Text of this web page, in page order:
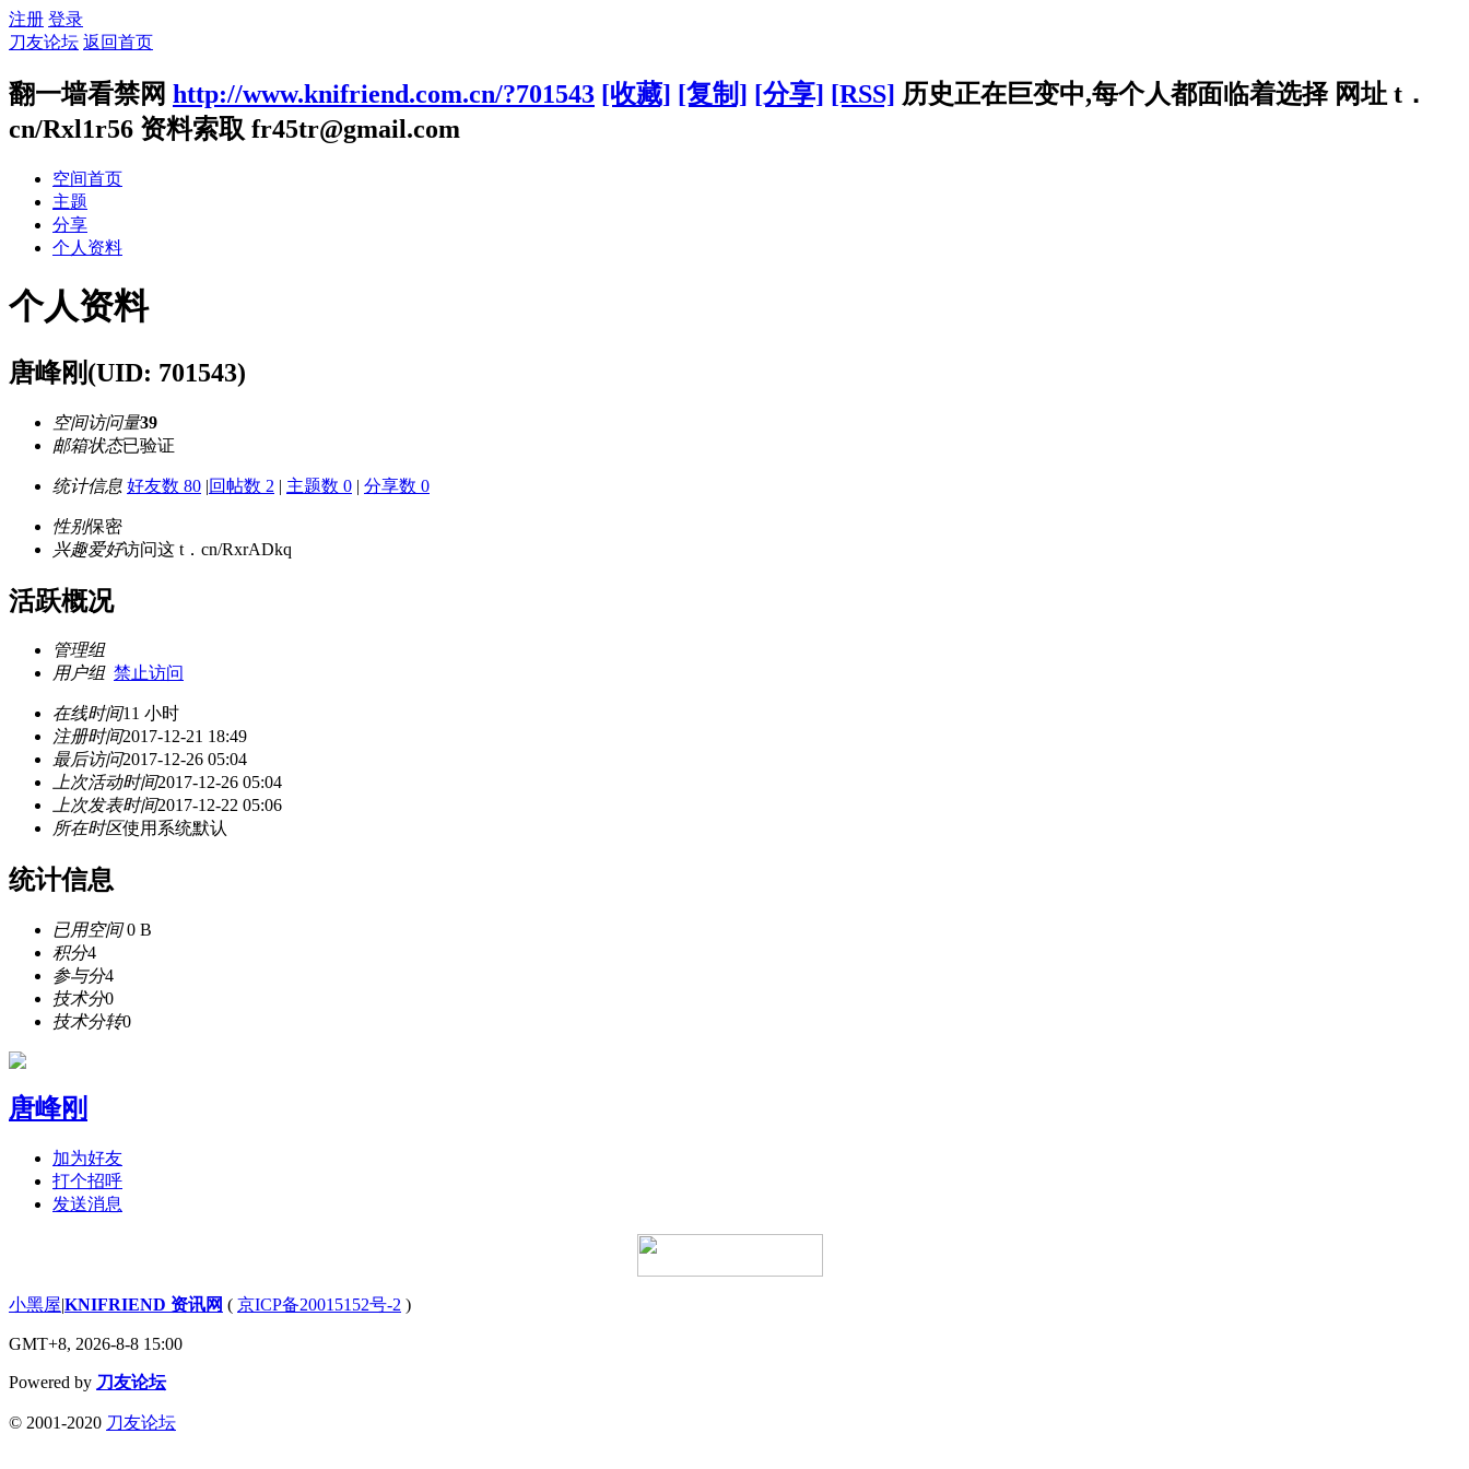
注册 登录
刀友论坛 返回首页
翻一墙看禁网 http://www.knifriend.com.cn/?701543 [收藏] [复制] [分享] [RSS] 历史正在巨变中,每个人都面临着选择 网址 t．
cn/Rxl1r56 资料索取 fr45tr@gmail.com
空间首页
主题
分享
个人资料
个人资料
唐峰刚 (UID: 701543)
空间访问量39
邮箱状态已验证
统计信息 好友数 80 |回帖数 2 | 主题数 0 | 分享数 0
性别保密
兴趣爱好访问这 t．cn/RxrADkq
活跃概况
管理组
用户组 禁止访问
在线时间11 小时
注册时间2017-12-21 18:49
最后访问2017-12-26 05:04
上次活动时间2017-12-26 05:04
上次发表时间2017-12-22 05:06
所在时区使用系统默认
统计信息
已用空间0 B
积分4
参与分4
技术分0
技术分转0
唐峰刚
加为好友
打个招呼
发送消息
小黑屋|KNIFRIEND 资讯网 ( 京ICP备20015152号-2 )
GMT+8, 2026-8-8 15:00
Powered by 刀友论坛
© 2001-2020 刀友论坛